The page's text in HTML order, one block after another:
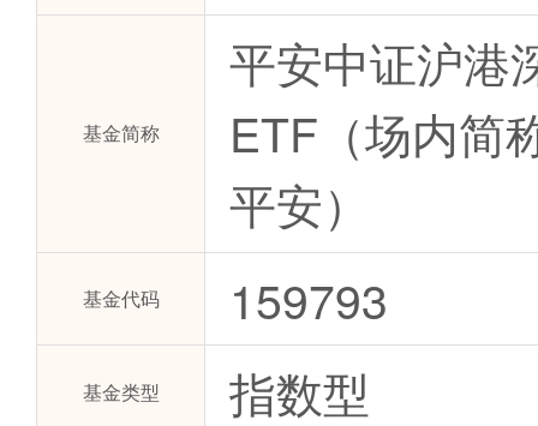
基金简称
平安中证沪港
ETF（场内简
平安）
基金代码 159793
基金类型 指数型